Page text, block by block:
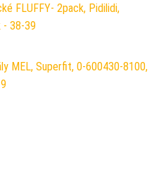
FLUFFY- 2pack, Pidilidi,
- 38-39
MEL, Superfit, 0-600430-8100,